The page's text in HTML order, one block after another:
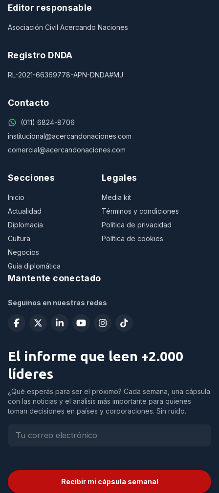
Editor responsable
Asociación Civil Acercando Naciones
Registro DNDA
RL-2021-66369778-APN-DNDA#MJ
Contacto
(011) 6824-8706
institucional@acercandonaciones.com
comercial@acercandonaciones.com
Secciones
Inicio
Actualidad
Diplomacia
Cultura
Negocios
Guía diplomática
Legales
Media kit
Términos y condiciones
Política de privacidad
Política de cookies
Mantente conectado
Seguinos en nuestras redes
El informe que leen +2.000
líderes
¿Qué esperás para ser el próximo? Cada semana, una cápsula
con las noticias y el análisis más importante para quienes
toman decisiones en países y corporaciones. Sin ruido.
Recibir mi cápsula semanal